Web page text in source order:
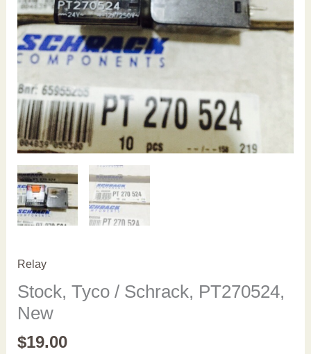
Relay
Stock, Tyco / Schrack, PT270524,
New
$19.00